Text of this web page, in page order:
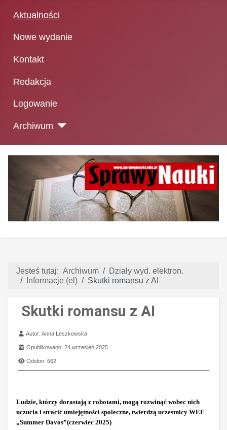
Aktualności
Nowe wydanie
Kontakt
Redakcja
Logowanie
Archiwum
Jesteś tutaj: Archiwum
Działy wyd. elektron.
Informacje (el)
Skutki romansu z AI
Skutki romansu z AI
Szczegóły
Autor:Anna Leszkowska
Opublikowano: 24 wrzesień 2025
Odsłon: 662
Ludzie, którzy dorastają z robotami, mogą rozwinąć wobec nich
uczucia i stracić umiejętności społeczne, twierdzą uczestnicy WEF
„Summer Davos”(czerwiec 2025)